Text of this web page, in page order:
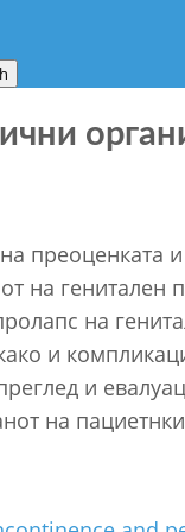
на
на
и
и
на